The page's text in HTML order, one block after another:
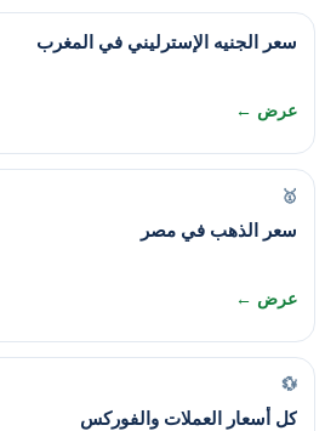
سعر الجنيه الإسترليني في المغرب
عرض ←
🥇
سعر الذهب في مصر
عرض ←
💱
كل أسعار العملات والفوركس